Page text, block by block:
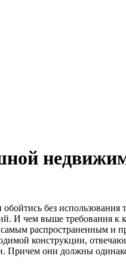
без
И чем выше требования к
распространенным
конструкции,
Причем они должны